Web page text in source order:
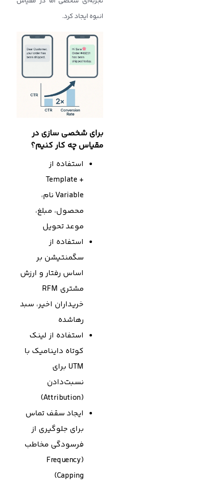
انبوه ایجاد کرد.
برای شخصی سازی در
مقیاس چه کار کنیم؟
استفاده از
Template +
Variable نام،
محصول، مبلغ،
موعد تحویل
استفاده از
سگمنتیشن بر
اساس رفتار و ارزش
مشتری RFM
خریداران اخیر، سبد
رهاشده
استفاده از لینک
کوتاه داینامیک با
UTM برای
نسبت‌دادن
(Attribution)
ایجاد سقف تماس
برای جلوگیری از
فرسودگی مخاطب
(Frequency
Capping)